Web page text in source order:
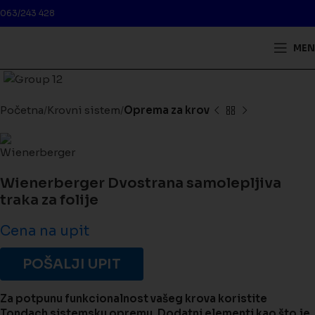
063/243 428
Početna Krovni sistem Oprema za krov
Wienerberger Dvostrana samolepljiva
traka za folije
Cena na upit
POŠALJI UPIT
Za potpunu funkcionalnost vašeg krova koristite